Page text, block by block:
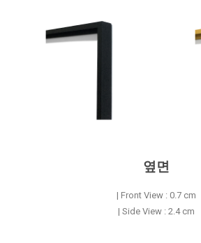
옆면
| Front View : 0.7 cm
| Side View : 2.4 cm